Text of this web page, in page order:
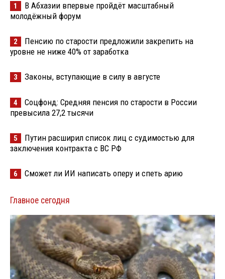
1
В Абхазии впервые пройдёт масштабный
молодёжный форум
2
Пенсию по старости предложили закрепить на
уровне не ниже 40% от заработка
3 Законы, вступающие в силу в августе
4
Соцфонд: Средняя пенсия по старости в России
превысила 27,2 тысячи
5
Путин расширил список лиц с судимостью для
заключения контракта с ВС РФ
6 Сможет ли ИИ написать оперу и спеть арию
Главное сегодня